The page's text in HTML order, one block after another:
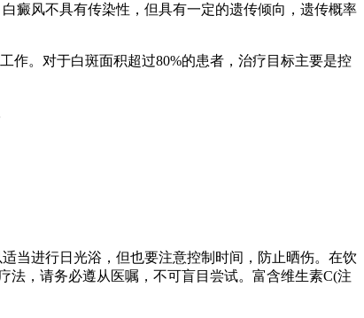
癜风不具有传染性，但具有一定的遗传倾向，遗传概率
作。对于白斑面积超过80%的患者，治疗目标主要是控
当进行日光浴，但也要注意控制时间，防止晒伤。在饮
法，请务必遵从医嘱，不可盲目尝试。富含维生素C(注